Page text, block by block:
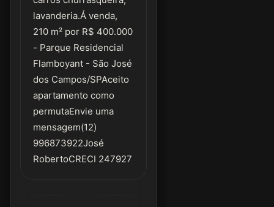
lavanderia.Á venda,
210 m² por R$ 400.000
- Parque Residencial
Flamboyant - São José
dos Campos/SPAceito
apartamento como
permutaEnvie uma
mensagem(12)
996873922José
RobertoCRECI 247927